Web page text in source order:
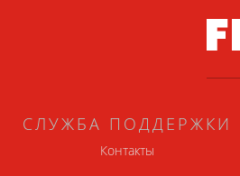
СЛУЖБА ПОДДЕРЖКИ
Контакты